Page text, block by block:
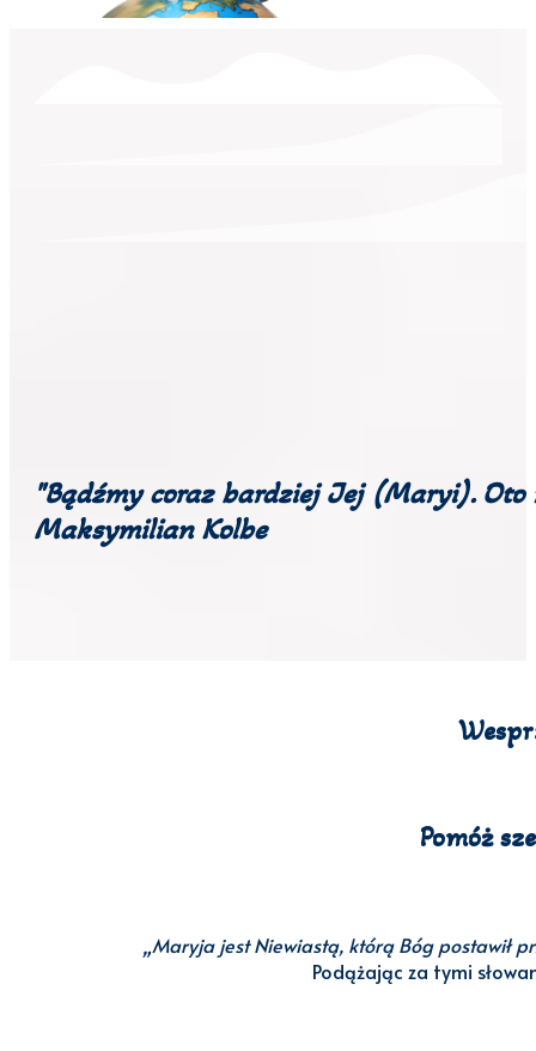
"Bądźmy coraz bardziej Jej (Maryi). Oto
Maksymilian Kolbe
Pomóż
„Maryja jest Niewiastą, którą Bóg postawił
Podążając za tymi